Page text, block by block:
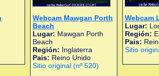
Webcam Mawgan Porth
Beach
Lugar: Mawgan Porth
Beach
Región: Inglaterra
Pais: Reino Unido
Sitio original (nº 520)
Webcam
Lugar:
Región:
Pais:
Sitio